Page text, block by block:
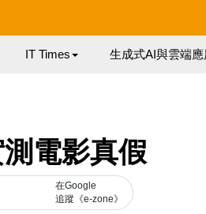
IT Times 生成式AI與雲端應
電影真假
在Google
追蹤《e-zone》